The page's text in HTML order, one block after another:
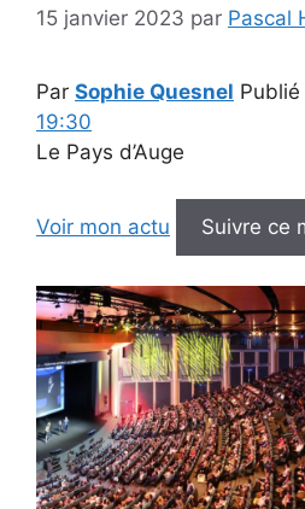
15 janvier 2023 par Pascal
Par Sophie Quesnel Publié
19:30
Le Pays d’Auge
Voir mon actu Suivre ce